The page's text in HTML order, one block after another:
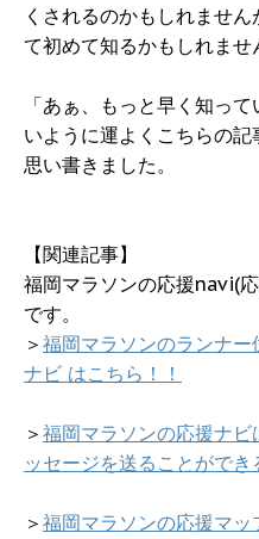
くされるのかもしれませ
て初めて知るかもしれませ
「あぁ、もっと早く知っ
いように運よくこちらの
思い書きました。
【関連記事】
福岡マラソンの応援navi(
です。
＞ 福岡マラソンのランナ
ナビ はこちら！！
＞ 福岡マラソンの応援ナビ
ッセージを送ることができ
＞ 福岡マラソンの応援マ